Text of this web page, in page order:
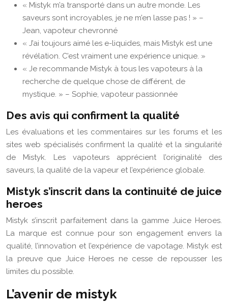
« Mistyk m’a transporté dans un autre monde. Les
saveurs sont incroyables, je ne m’en lasse pas ! » –
Jean, vapoteur chevronné
« J’ai toujours aimé les e-liquides, mais Mistyk est une
révélation. C’est vraiment une expérience unique. »
« Je recommande Mistyk à tous les vapoteurs à la
recherche de quelque chose de différent, de
mystique. » – Sophie, vapoteur passionnée
Des avis qui confirment la qualité
Les évaluations et les commentaires sur les forums et les
sites web spécialisés confirment la qualité et la singularité
de Mistyk. Les vapoteurs apprécient l’originalité des
saveurs, la qualité de la vapeur et l’expérience globale.
Mistyk s’inscrit dans la continuité de juice
heroes
Mistyk s’inscrit parfaitement dans la gamme Juice Heroes.
La marque est connue pour son engagement envers la
qualité, l’innovation et l’expérience de vapotage. Mistyk est
la preuve que Juice Heroes ne cesse de repousser les
limites du possible.
L’avenir de mistyk